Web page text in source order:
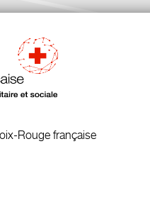
Rouge française